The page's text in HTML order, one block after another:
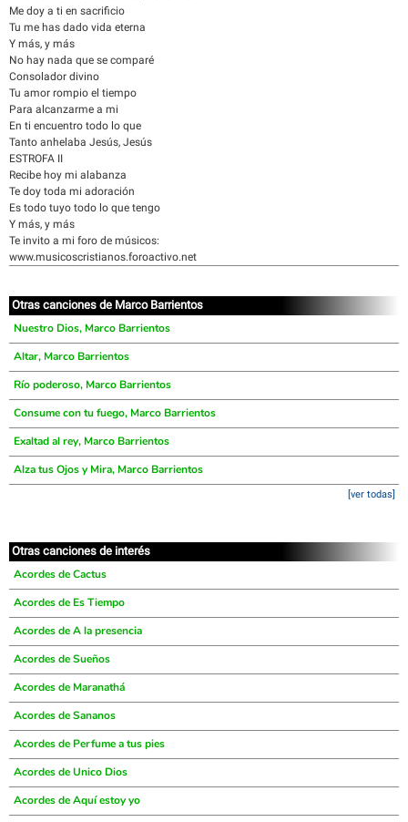
Me doy a ti en sacrificio
Tu me has dado vida eterna
Y más, y más
No hay nada que se comparé
Consolador divino
Tu amor rompio el tiempo
Para alcanzarme a mi
En ti encuentro todo lo que
Tanto anhelaba Jesús, Jesús
ESTROFA II
Recibe hoy mi alabanza
Te doy toda mi adoración
Es todo tuyo todo lo que tengo
Y más, y más
Te invito a mi foro de músicos:
www.musicoscristianos.foroactivo.net
Otras canciones de Marco Barrientos
Nuestro Dios, Marco Barrientos
Altar, Marco Barrientos
Río poderoso, Marco Barrientos
Consume con tu fuego, Marco Barrientos
Exaltad al rey, Marco Barrientos
Alza tus Ojos y Mira, Marco Barrientos
[ver todas]
Otras canciones de interés
Acordes de Cactus
Acordes de Es Tiempo
Acordes de A la presencia
Acordes de Sueños
Acordes de Maranathá
Acordes de Sananos
Acordes de Perfume a tus pies
Acordes de Unico Dios
Acordes de Aquí estoy yo